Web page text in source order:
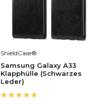
ShieldCase®
Samsung Galaxy A33
Klapphülle (Schwarzes
Leder)